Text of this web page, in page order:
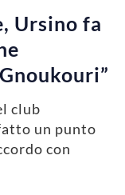
Ursino fa
club
un punto
con